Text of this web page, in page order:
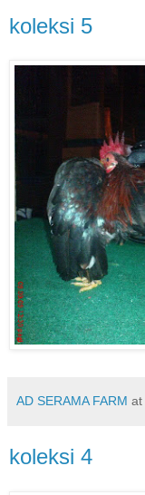
koleksi 5
AD SERAMA FARM at
koleksi 4